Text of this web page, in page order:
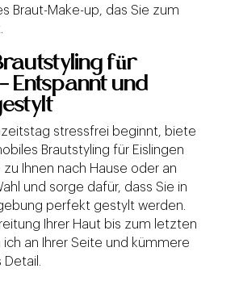
Braut-Make-up, das Sie zum
für
Entspannt und
stressfrei beginnt, biete
Brautstyling für Eislingen
zu Ihnen nach Hause oder an
und sorge dafür, dass Sie in
perfekt gestylt werden.
Ihrer Haut bis zum letzten
ich an Ihrer Seite und kümmere
Detail.